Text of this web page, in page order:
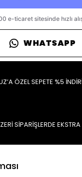
WHATSAPP
ÖZEL SEPETE %5
SİPARİŞLERDE